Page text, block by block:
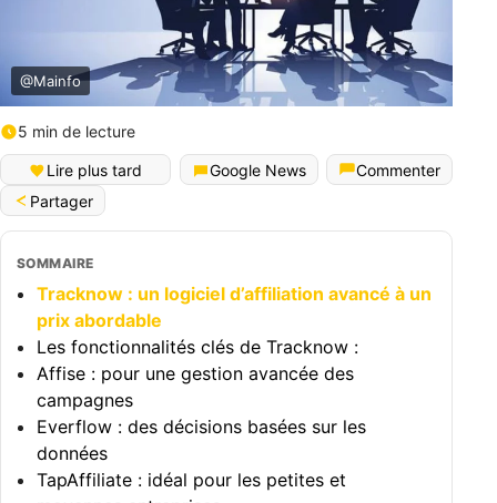
@Mainfo
5 min de lecture
Lire plus tard Google News
Commenter
Partager
SOMMAIRE
Tracknow : un logiciel d’affiliation avancé à un
prix abordable
Les fonctionnalités clés de Tracknow :
Affise : pour une gestion avancée des
campagnes
Everflow : des décisions basées sur les
données
TapAffiliate : idéal pour les petites et